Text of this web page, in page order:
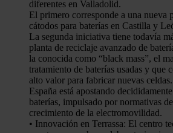
diferentes en Valladolid.
El primero corresponde a una nueva
cátodos para baterías en Castilla y
La segunda iniciativa tiene todavía
planta de reciclaje avanzado de
la conocida como “black mass”, el
tratamiento de baterías usadas y que
alto valor para fabricar nuevas celdas.
España está apostando
baterías, impulsado por normativas
crecimiento de la electromovilidad.
• Innovación en Terrassa: El centro